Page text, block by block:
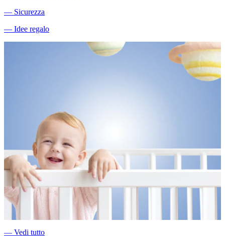
― Sicurezza
― Idee regalo
― Vedi tutto